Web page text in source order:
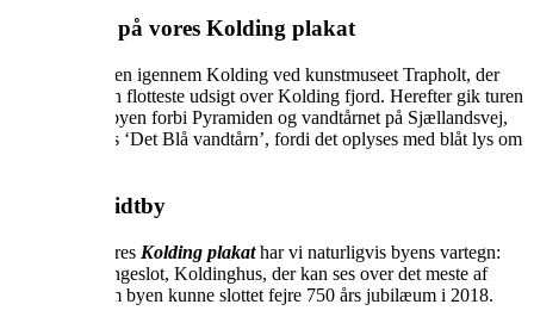
Bygninger på vores Kolding plakat
Vi startede turen igennem Kolding ved kunstmuseet Trapholt, der
ligger med den flotteste udsigt over Kolding fjord. Herefter gik turen
ind mod midtbyen forbi Pyramiden og vandtårnet på Sjællandsvej,
der ofte kaldes ‘Det Blå vandtårn’, fordi det oplyses med blåt lys om
Kolding midtby
I midten af vores Kolding plakathar vi naturligvis byens vartegn:
Det gamle kongeslot, Koldinghus, der kan ses over det meste af
byen. Ligesom byen kunne slottet fejre 750 års jubilæum i 2018.